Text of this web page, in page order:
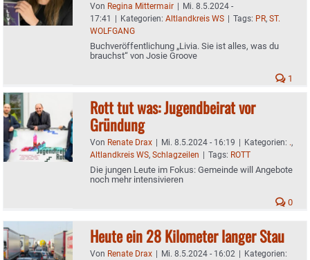
Von Regina Mittermair | Mi. 8.5.2024 -
17:41 | Kategorien: Altlandkreis WS | Tags: PR, ST.
WOLFGANG
Buchveröffentlichung „Livia. Sie ist alles, was du
brauchst“ von Josie Groove
1
Rott tut was: Jugendbeirat vor
Gründung
Von Renate Drax | Mi. 8.5.2024 - 16:19 | Kategorien: .,
Altlandkreis WS, Schlagzeilen | Tags: ROTT
Die jungen Leute im Fokus: Gemeinde will Angebote
noch mehr intensivieren
0
Heute ein 28 Kilometer langer Stau
Von Renate Drax | Mi. 8.5.2024 - 16:02 | Kategorien: